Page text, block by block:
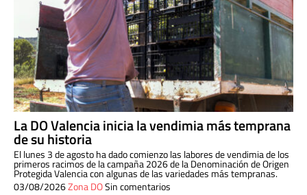
La DO Valencia inicia la vendimia más temprana
de su historia
El lunes 3 de agosto ha dado comienzo las labores de vendimia de los
primeros racimos de la campaña 2026 de la Denominación de Origen
Protegida Valencia con algunas de las variedades más tempranas.
03/08/2026Zona DOSin comentarios